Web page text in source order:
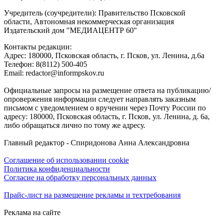
Учредитель (соучредители): Правительство Псковской
области, Автономная некоммерческая организация
Издательский дом "МЕДИАЦЕНТР 60"
Контакты редакции:
Адреc: 180000, Псковская область, г. Псков, ул. Ленина, д.6а
Телефон: 8(8112) 500-405
Email: redactor@informpskov.ru
Официальные запросы на размещение ответа на публикацию/
опровержения информации следует направлять заказным
письмом с уведомлением о вручении через Почту России по
адресу: 180000, Псковская область, г. Псков, ул. Ленина, д. 6а,
либо обращаться лично по тому же адресу.
Главный редактор - Спиридонова Анна Александровна
Соглашение об использовании cookie
Политика конфиденциальности
Согласие на обработку персональных данных
Прайс-лист на размещение рекламы и техтребования
Реклама на сайте